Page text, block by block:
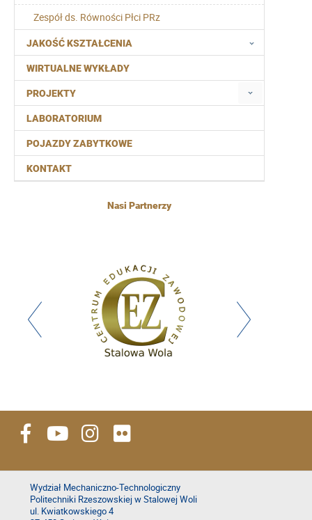
Zespół ds. Równości Płci PRz
JAKOŚĆ KSZTAŁCENIA
WIRTUALNE WYKŁADY
PROJEKTY
LABORATORIUM
POJAZDY ZABYTKOWE
KONTAKT
Nasi Partnerzy
Wydział Mechaniczno-Technologiczny
Politechniki Rzeszowskiej w Stalowej Woli
ul. Kwiatkowskiego 4